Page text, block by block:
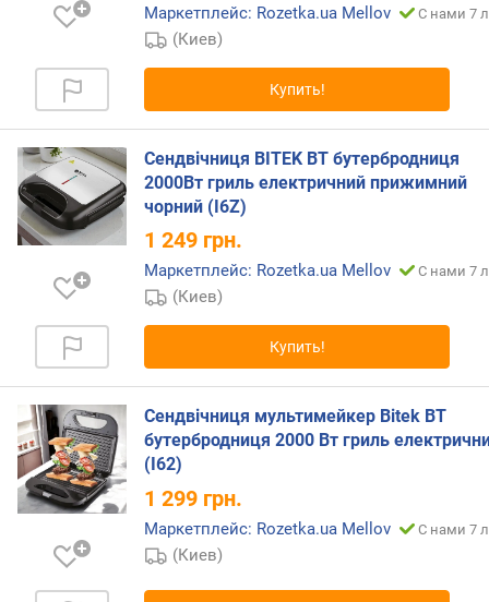
п
о
ж
е
н
и
й
о
с
т
ь
(
В
)
Маркетплейс: Rozetka.ua Mellov С нами 7
(Киев)
Купить!
Сендвічниця BITEK BT бутербродниця
2000Вт гриль електричний прижимний
чорний (I6Z)
1 249 грн.
Маркетплейс: Rozetka.ua Mellov С нами 7
(Киев)
Купить!
Сендвічниця мультимейкер Bitek BT
бутербродниця 2000 Вт гриль
(І62)
1 299 грн.
Маркетплейс: Rozetka.ua Mellov С нами 7
(Киев)